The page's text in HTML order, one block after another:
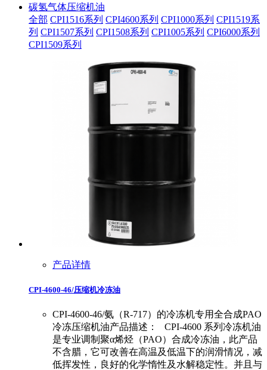
碳氢气体压缩机油
全部 CPI1516系列 CPI4600系列 CPI1000系列 CPI1519系
列 CPI1507系列 CPI1508系列 CPI1005系列 CPI6000系列
CPI1509系列
产品详情
CPI-4600-46/压缩机冷冻油
CPI-4600-46/氨（R-717）的冷冻机专用全合成PAO
冷冻压缩机油产品描述： CPI-4600 系列冷冻机油
是专业调制聚α烯烃（PAO）合成冷冻油，此产品
不含腊，它可改善在高温及低温下的润滑情况，减
低挥发性，良好的化学惰性及水解稳定性。并且与